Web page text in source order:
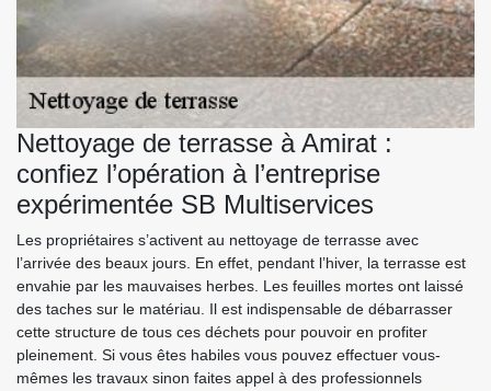
Nettoyage de terrasse à Amirat :
confiez l’opération à l’entreprise
expérimentée SB Multiservices
Les propriétaires s’activent au nettoyage de terrasse avec
l’arrivée des beaux jours. En effet, pendant l’hiver, la terrasse est
envahie par les mauvaises herbes. Les feuilles mortes ont laissé
des taches sur le matériau. Il est indispensable de débarrasser
cette structure de tous ces déchets pour pouvoir en profiter
pleinement. Si vous êtes habiles vous pouvez effectuer vous-
mêmes les travaux sinon faites appel à des professionnels